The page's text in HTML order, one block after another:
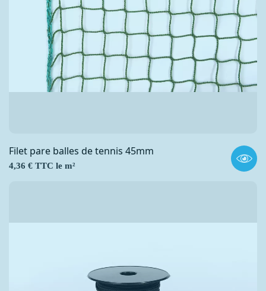
Filet pare balles de tennis 45mm
Prix
4,36 € TTC le m²